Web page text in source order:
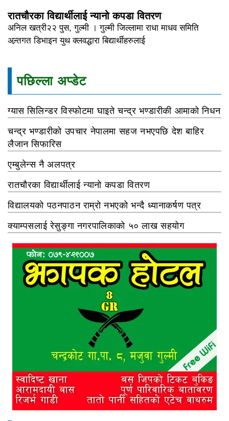
रातचौरका विद्यार्थीलाई न्यानो कपडा वितरण
अनिल खत्री२२ पुस, गुल्मी । गुल्मी जिल्लामा राधा माधव समिति
अन्र्तगत डिभाइन युथ क्लवद्धारा बिद्यार्थीहरुलाई
पछिल्ला अप्डेट
ग्यास सिलिन्डर विस्फोटमा घाइते चन्द्र भण्डारीकी आमाको निधन
चन्द्र भण्डारीको उपचार नेपालमा सहज नभएपछि देश बाहिर
लैजान सिफारिस
एम्बुलेन्स नै अलपत्र
रातचौरका विद्यार्थीलाई न्यानो कपडा वितरण
विद्यालयको पठनपाठन राम्रो नभएको भन्दै ध्यानाकर्षण पत्र
क्याम्पसलाई रेसुङ्गा नगरपालिकाको ५० लाख सहयोग